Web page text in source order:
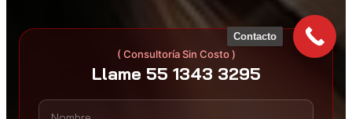
( Consultoría Sin Costo )
Llame 55 1343 3295
Contacto